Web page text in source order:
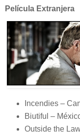
Película Extranjera
Incendies –
Biutiful –
Outside the